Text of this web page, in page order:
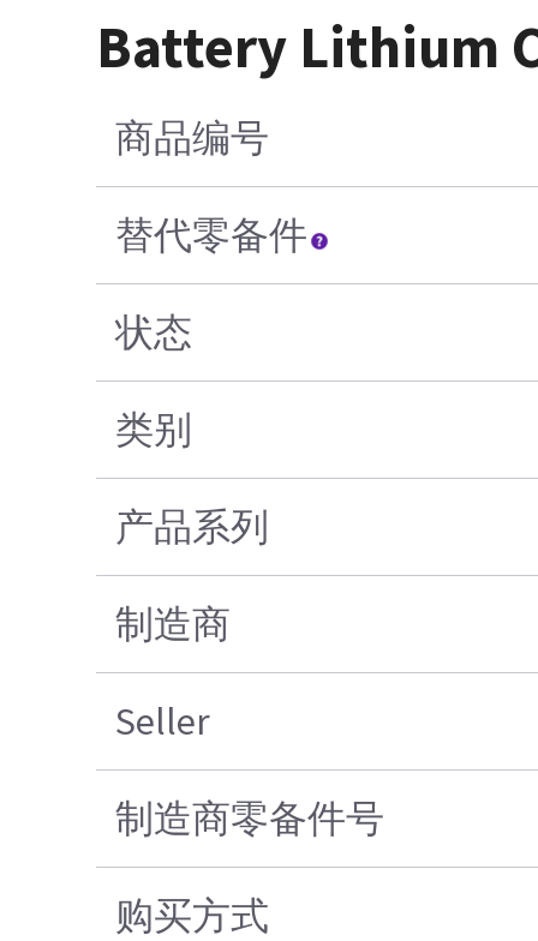
Battery Lithium
商品编号
替代零备件
状态
类别
产品系列
制造商
Seller
制造商零备件号
购买方式